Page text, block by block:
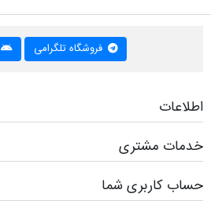
فروشگاه تلگرامی
اطلاعات
خدمات مشتری
حساب کاربری شما